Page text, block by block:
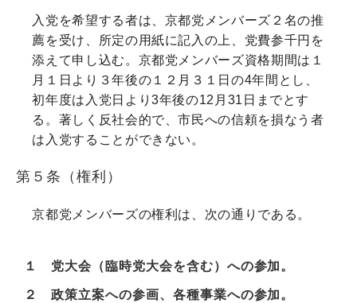
入党を希望する者は、京都党メンバーズ２名の推
薦を受け、所定の用紙に記入の上、党費参千円を
添えて申し込む。京都党メンバーズ資格期間は１
月１日より３年後の１２月３１日の4年間とし、
初年度は入党日より3年後の12月31日までとす
る。著しく反社会的で、市民への信頼を損なう者
は入党することができない。
第５条（権利）
京都党メンバーズの権利は、次の通りである。
１ 党大会（臨時党大会を含む）への参加。
２ 政策立案への参画、各種事業への参加。